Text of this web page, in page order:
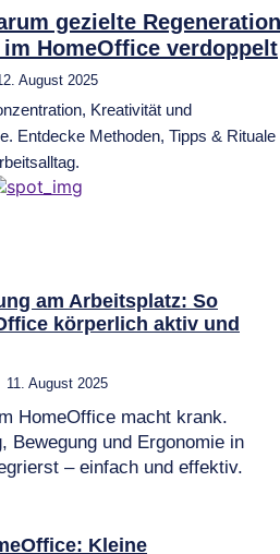
gezielte Regeneration
HomeOffice verdoppelt
August 2025
Kreativität und
Entdecke Methoden, Tipps & Rituale
am Arbeitsplatz: So
körperlich aktiv und
11. August 2025
HomeOffice macht krank.
Bewegung und Ergonomie in
– einfach und effektiv.
Kleine